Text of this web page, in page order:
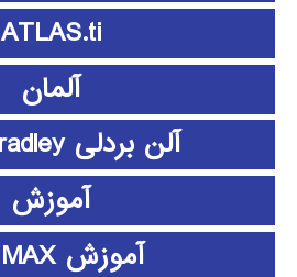
ATLAS.ti
آلمان
آلن بردلی Allen bradley
آموزش
آموزش 3D MAX